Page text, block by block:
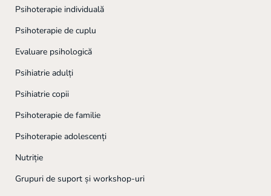
Psihoterapie individuală
Psihoterapie de cuplu
Evaluare psihologică
Psihiatrie adulți
Psihiatrie copii
Psihoterapie de familie
Psihoterapie adolescenți
Nutriție
Grupuri de suport și workshop-uri